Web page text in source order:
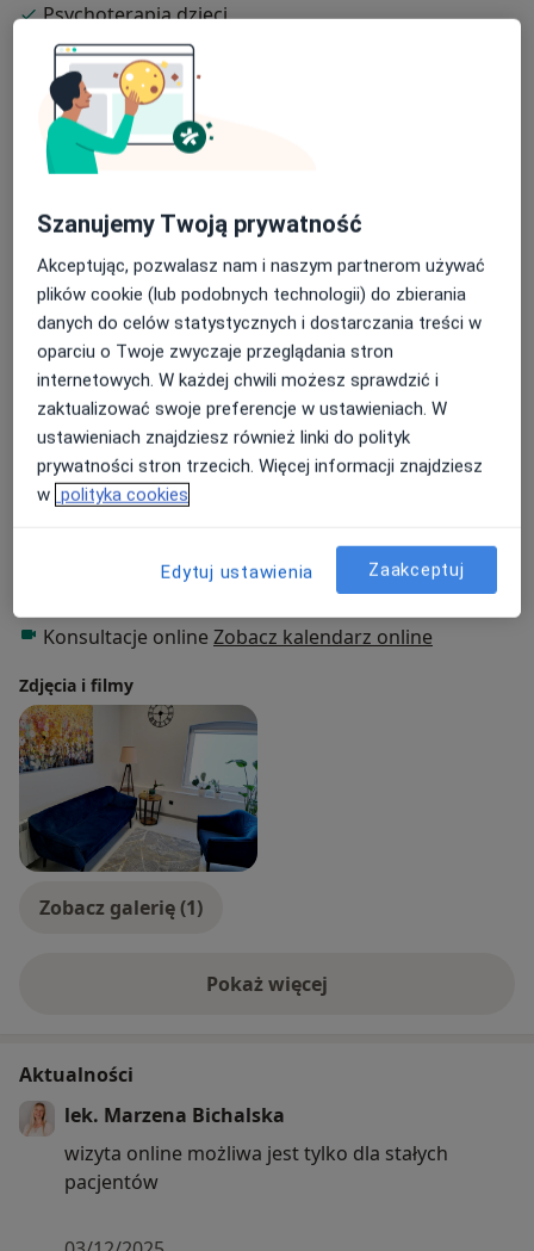
Psychoterapia dzieci
Psychoterapia młodzieży
Psychoterapia par
Zakres porad
Psychologia dzieci
Główne obszary pomocy
Kryzys emocjonalny
Niskie poczucie własnej wartości
Zaburzenia koncentracji
Problemy wychowawcze
Zaburzenia w relacjach międzyludzkich
+17
Pacjenci których przyjmuję
Dorośli (Tylko pod niektórymi adresami)
Dzieci w wieku od 7 lat (Tylko pod niektórymi
Rodzaje konsultacji
Konsultacje online Zobacz kalendarz online
Zdjęcia i filmy
Zobacz galerię (1)
Pokaż więcejo doświadczeniu
Aktualności
lek. Marzena Bichalska
wizyta online możliwa jest tylko dla stałych
pacjentów
Szanujemy Twoją prywatność
Akceptując, pozwalasz nam i naszym partnerom używać
plików cookie (lub podobnych technologii) do zbierania
danych do celów statystycznych i dostarczania treści w
oparciu o Twoje zwyczaje przeglądania stron
internetowych. W każdej chwili możesz sprawdzić i
zaktualizować swoje preferencje w ustawieniach. W
ustawieniach znajdziesz również linki do polityk
prywatności stron trzecich. Więcej informacji znajdziesz
w polityka cookies
Edytuj ustawienia Zaakceptuj